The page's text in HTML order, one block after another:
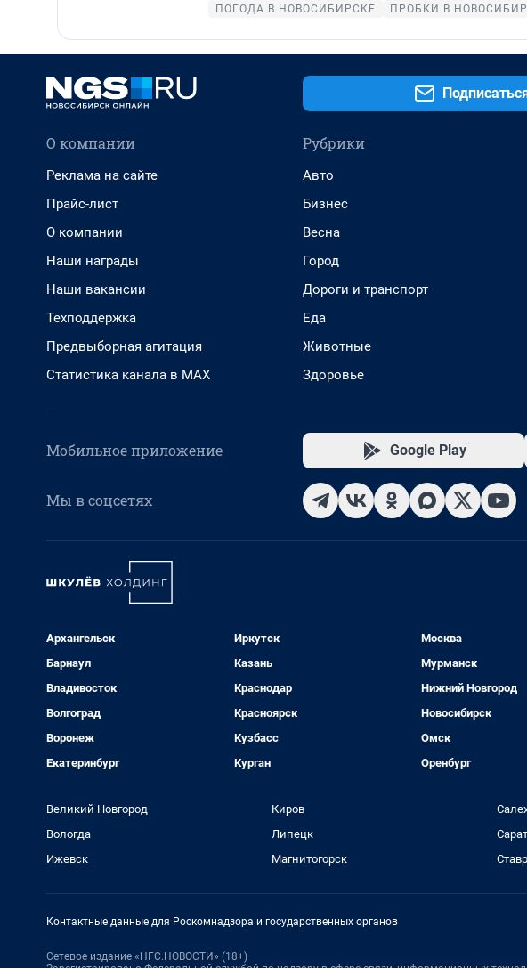
ПОГОДА В НОВОСИБИРСКЕ
ПРОБКИ В
О компании
Реклама на сайте
Прайс-лист
О компании
Наши награды
Наши вакансии
Техподдержка
Предвыборная агитация
Статистика канала в MAX
Рубрики
Авто
Бизнес
Весна
Город
Дороги и транспорт
Еда
Животные
Здоровье
Мобильное приложение Google Play
Мы в соцсетях
Архангельск
Барнаул
Владивосток
Волгоград
Воронеж
Екатеринбург
Иркутск
Казань
Краснодар
Красноярск
Кузбасс
Курган
Москва
Мурманск
Нижний Новгород
Новосибирск
Омск
Оренбург
Великий Новгород
Вологда
Ижевск
Киров
Липецк
Магнитогорск
Контактные данные для Роскомнадзора и государственных органов
Сетевое издание «НГС.НОВОСТИ» (18+)